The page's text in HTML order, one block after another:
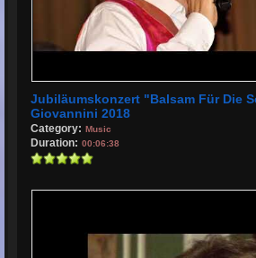
Jubiläumskonzert "Balsam Für Die
Giovannini 2018
Category: Music
Duration: 00:06:38